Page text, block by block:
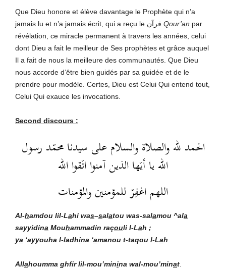
Que Dieu honore et élève davantage le Prophète qui n’a
jamais lu et n’a jamais écrit, qui a reçu le قرآن Qour’an par
révélation, ce miracle permanent à travers les années, celui
dont Dieu a fait le meilleur de Ses prophètes et grâce auquel
Il a fait de nous la meilleure des communautés. Que Dieu
nous accorde d’être bien guidés par sa guidée et de le
prendre pour modèle. Certes, Dieu est Celui Qui entend tout,
Celui Qui exauce les invocations.
Second discours :
الحمد لله والصلاة والسلام على سيدنا محمّد رسول
الله يا أيّها الذين آمنوا اتّقوا الله
اللهم اغفِرْ للمؤمنين والمؤمنات
Al-hamdou lil-Lahi was–salatou was-salamou ^ala
sayyidina Mouhammadin raçouli l-Lah ;
ya ‘ayyouha l-ladhina ‘amanou t-taqou l-Lah
Allahoumma ghfir lil-mou’minina wal-mou’minat